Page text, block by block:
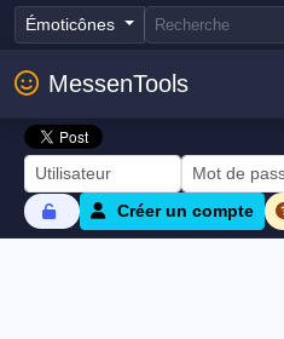
Émoticônes
MessenTools
Créer un compte